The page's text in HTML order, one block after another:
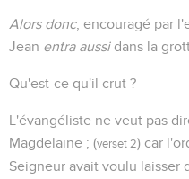
Alors donc, encouragé par
Jean entra aussidans la
Qu'est-ce qu'il crut ?
L'évangéliste ne veut pas
Magdelaine ; (verset 2) car
Seigneur avait voulu laisser